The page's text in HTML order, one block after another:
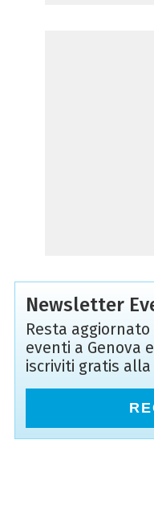
Newsletter
Resta
eventi a Genova
iscriviti gratis